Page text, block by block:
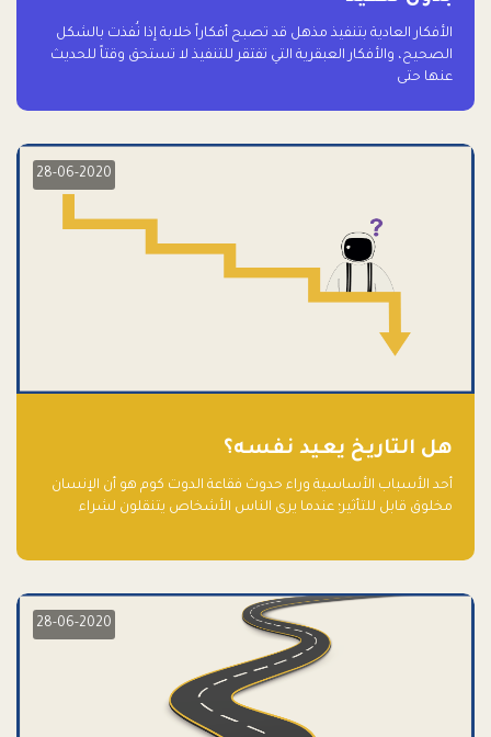
الأفكار العادية بتنفيذ مذهل قد تصبح أفكاراً خلابة إذا نُفذت بالشكل
الصحيح، والأفكار العبقرية التي تفتقر للتنفيذ لا تستحق وقتاً للحديث
عنها حتى
28-06-2020
هل التاريخ يعيد نفسه؟
أحد الأسباب الأساسية وراء حدوث فقاعة الدوت كوم هو أن الإنسان
مخلوق قابل للتأثير؛ عندما يرى الناس الأشخاص يتنقلون لشراء
28-06-2020